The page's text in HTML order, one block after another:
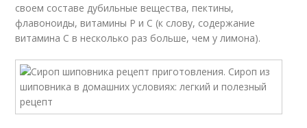
своем составе дубильные вещества, пектины,
флавоноиды, витамины Р и С (к слову, содержание
витамина С в несколько раз больше, чем у лимона).